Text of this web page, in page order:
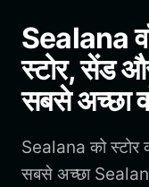
Português (Portugal)
Bahasa Indonesia
ภาษาไทย
Português (Brasil)
Español (Argentina)
Sealana
स्टोर, सेंड
सबसे अच्छा
Sealana को
सबसे अच्छा